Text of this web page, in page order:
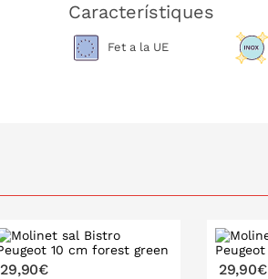
Característiques
Fet a la UE
29,90€ 29,90€